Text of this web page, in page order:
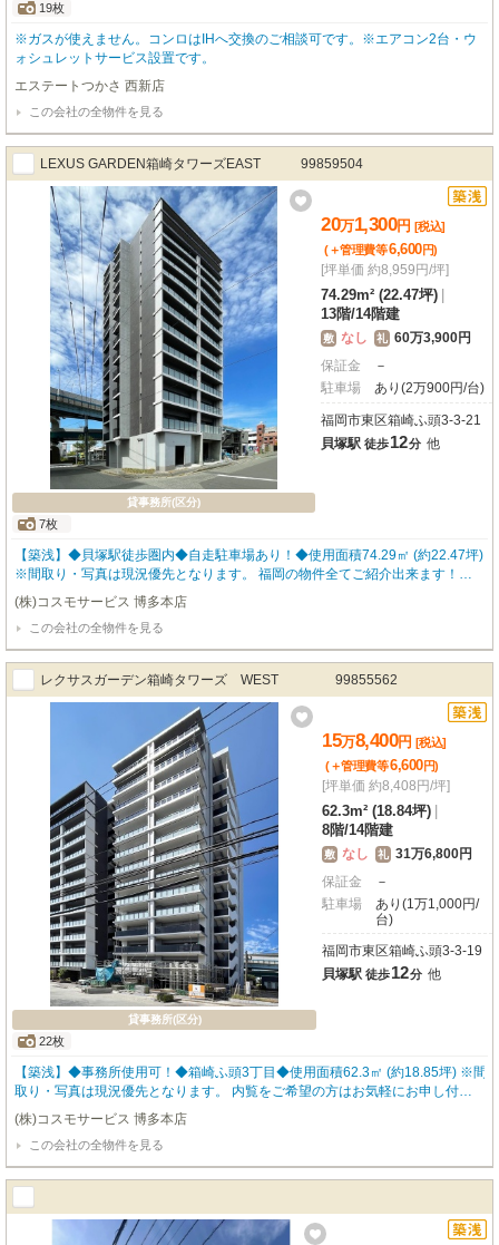
19枚
※ガスが使えません。コンロはIHへ交換のご相談可です。※エアコン2台・ウ
ォシュレットサービス設置です。
エステートつかさ 西新店
この会社の全物件を見る
LEXUS GARDEN箱崎タワーズEAST 99859504
貸事務所(区分)
7枚
20万1,300円 [税込]
(＋管理費等6,600円)
[坪単価 約8,959円/坪]
74.29m² (22.47坪)
13階/14階建
敷 なし 礼 60万3,900円
保証金
－
駐車場
あり(2万900円/台)
福岡市東区箱崎ふ頭3-3-21
貝塚駅 徒歩12分 他
【築浅】◆貝塚駅徒歩圏内◆自走駐車場あり！◆使用面積74.29㎡ (約22.47坪)
※間取り・写真は現況優先となります。 福岡の物件全てご紹介出来ます！！何
でもご相談下さい♪ 内覧をご希望の方はお気軽にお申し付けください！
(株)コスモサービス 博多本店
この会社の全物件を見る
レクサスガーデン箱崎タワーズ WEST 99855562
貸事務所(区分)
22枚
15万8,400円 [税込]
(＋管理費等6,600円)
[坪単価 約8,408円/坪]
62.3m² (18.84坪)
8階/14階建
敷 なし 礼 31万6,800円
保証金
－
駐車場
あり(1万1,000円/
台)
福岡市東区箱崎ふ頭3-3-19
貝塚駅 徒歩12分 他
【築浅】◆事務所使用可！◆箱崎ふ頭3丁目◆使用面積62.3㎡ (約18.85坪) ※間
取り・写真は現況優先となります。 内覧をご希望の方はお気軽にお申し付け
ください！ 福岡の物件全てご紹介出来ます！！何でもご相談下さい♪
(株)コスモサービス 博多本店
この会社の全物件を見る